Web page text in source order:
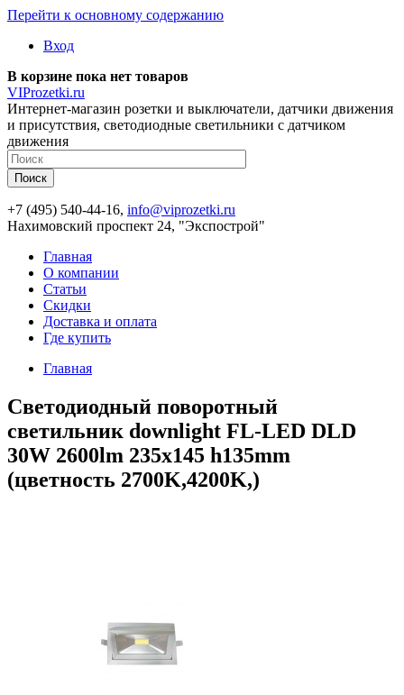
Перейти к основному содержанию
Вход
В корзине пока нет товаров
VIProzetki.ru
Интернет-магазин розетки и выключатели, датчики движения
и присутствия, светодиодные светильники с датчиком
движения
+7 (495) 540-44-16, info@viprozetki.ru
Нахимовский проспект 24, "Экспострой"
Главная
О компании
Статьи
Скидки
Доставка и оплата
Где купить
Главная
Светодиодный поворотный
светильник downlight FL-LED DLD
30W 2600lm 235x145 h135mm
(цветность 2700K,4200K,)